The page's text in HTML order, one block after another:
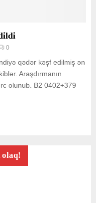
0
qədər kəşf edilmiş ən
Araşdırmanın
olunub. B2 0402+379
olaq!